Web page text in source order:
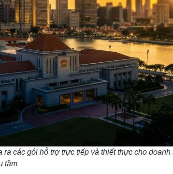
ra các gói hỗ trợ trực tiếp và thiết thực cho doanh
tầm